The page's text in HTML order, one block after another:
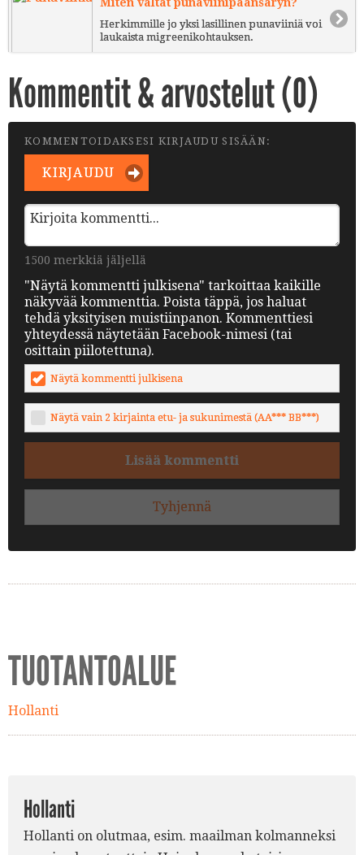
Miten vältät punaviinipäänsäryn?
Herkimmille jo yksi lasillinen punaviiniä voi
laukaista migreenikohtauksen.
Kommentit & arvostelut (0)
KOMMENTOIDAKSESI KIRJAUDU SISÄÄN:
KIRJAUDU
1500 merkkiä jäljellä
"Näytä kommentti julkisena" tarkoittaa kaikille
näkyvää kommenttia. Poista täppä, jos haluat
tehdä yksityisen muistiinpanon. Kommenttiesi
yhteydessä näytetään Facebook-nimesi (tai
osittain piilotettuna).
Näytä kommentti julkisena
Näytä vain 2 kirjainta etu- ja sukunimestä (AA*** BB***)
Lisää kommentti
Tyhjennä
TUOTANTOALUE
Hollanti
Hollanti
Hollanti on olutmaa, esim. maailman kolmanneksi